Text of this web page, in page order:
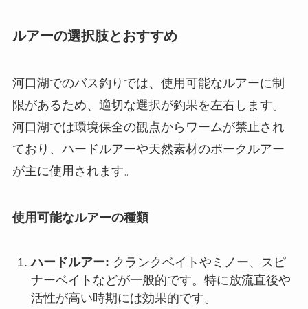
ルアーの選択肢とおすすめ
河口湖でのバス釣りでは、使用可能なルアーに制
限があるため、適切な選択が釣果を左右します。
河口湖では環境保全の観点からワームが禁止され
ており、ハードルアーや天然素材のポークルアー
が主に使用されます。
使用可能なルアーの種類
ハードルアー: クランクベイトやミノー、スピ
ナーベイトなどが一般的です。特に放流直後や
活性が高い時期には効果的です。